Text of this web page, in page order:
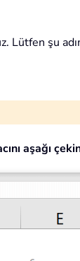
Lütfen şu
aşağı